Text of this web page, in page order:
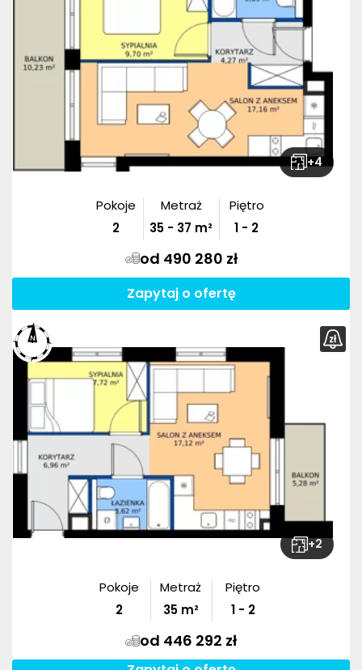
+4
Pokoje
2
Metraż
35 - 37 m²
Piętro
1 - 2
od 490 280 zł
Zapytaj o ofertę
+2
Pokoje
2
Metraż
35m²
Piętro
1 - 2
od 446 292 zł